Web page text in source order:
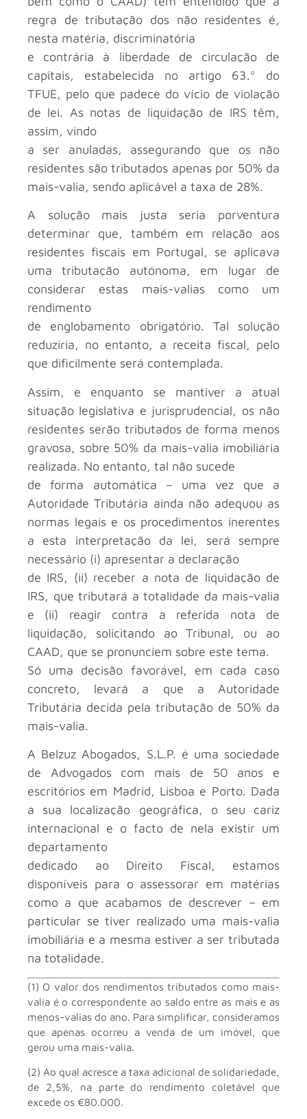
regra de tributação dos não residentes é,
nesta matéria, discriminatória
e contrária à liberdade de circulação de
capitais, estabelecida no artigo 63.º do
TFUE, pelo que padece do vício de violação
de lei. As notas de liquidação de IRS têm,
assim, vindo
a ser anuladas, assegurando que os não
residentes são tributados apenas por 50% da
mais-valia, sendo aplicável a taxa de 28%.
A solução mais justa seria porventura
determinar que, também em relação aos
residentes fiscais em Portugal, se aplicava
uma tributação autónoma, em lugar de
considerar estas mais-valias como um
rendimento
de englobamento obrigatório. Tal solução
reduziria, no entanto, a receita fiscal, pelo
que dificilmente será contemplada.
Assim, e enquanto se mantiver a atual
situação legislativa e jurisprudencial, os não
residentes serão tributados de forma menos
gravosa, sobre 50% da mais-valia imobiliária
realizada. No entanto, tal não sucede
de forma automática – uma vez que a
Autoridade Tributária ainda não adequou as
normas legais e os procedimentos inerentes
a esta interpretação da lei, será sempre
necessário (i) apresentar a declaração
de IRS, (ii) receber a nota de liquidação de
IRS, que tributará a totalidade da mais-valia
e (ii) reagir contra a referida nota de
liquidação, solicitando ao Tribunal, ou ao
CAAD, que se pronunciem sobre este tema.
Só uma decisão favorável, em cada caso
concreto, levará a que a Autoridade
Tributária decida pela tributação de 50% da
mais-valia.
A Belzuz Abogados, S.L.P. é uma sociedade
de Advogados com mais de 50 anos e
escritórios em Madrid, Lisboa e Porto. Dada
a sua localização geográfica, o seu cariz
internacional e o facto de nela existir um
departamento
dedicado ao Direito Fiscal, estamos
disponíveis para o assessorar em matérias
como a que acabamos de descrever – em
particular se tiver realizado uma mais-valia
imobiliária e a mesma estiver a ser tributada
na totalidade.
(1) O valor dos rendimentos tributados como mais-
valia é o correspondente ao saldo entre as mais e as
menos-valias do ano. Para simplificar, consideramos
que apenas ocorreu a venda de um imóvel, que
gerou uma mais-valia.
(2) Ao qual acresce a taxa adicional de solidariedade,
de 2,5%, na parte do rendimento coletável que
excede os €80.000.